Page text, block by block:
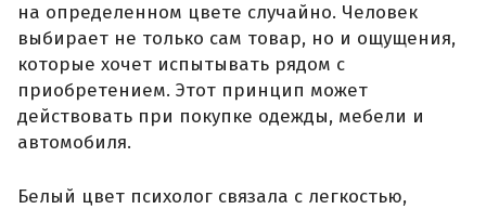
на определенном цвете случайно. Человек
выбирает не только сам товар, но и ощущения,
которые хочет испытывать рядом с
приобретением. Этот принцип может
действовать при покупке одежды, мебели и
автомобиля.
Белый цвет психолог связала с легкостью,